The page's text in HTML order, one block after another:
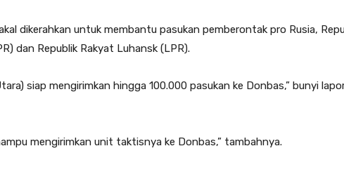
dikerahkan untuk membantu pasukan pemberontak pro Rusia,
dan Republik Rakyat Luhansk (LPR).
siap mengirimkan hingga 100.000 pasukan ke Donbas,” bunyi
mengirimkan unit taktisnya ke Donbas,” tambahnya.